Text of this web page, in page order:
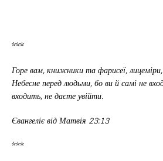
***
Горе вам, книжники та фарисеї,
Небесне перед людьми, бо ви й самі не
входить, не даєте увійти.
Євангеліє від Матвія 23:13
***